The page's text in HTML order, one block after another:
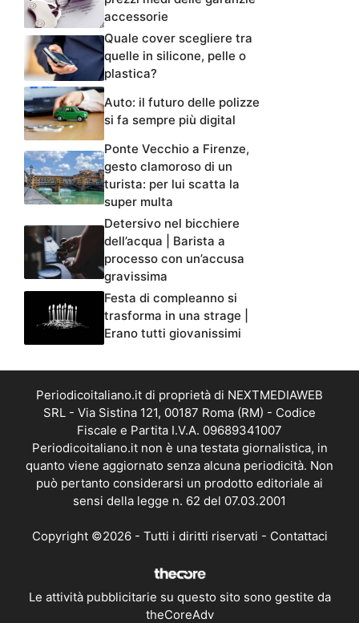
accessorie
Quale cover scegliere tra
quelle in silicone, pelle o
plastica?
Auto: il futuro delle polizze
si fa sempre più digital
Ponte Vecchio a Firenze,
gesto clamoroso di un
turista: per lui scatta la
super multa
Detersivo nel bicchiere
dell’acqua | Barista a
processo con un’accusa
gravissima
Festa di compleanno si
trasforma in una strage |
Erano tutti giovanissimi
Periodicoitaliano.it di proprietà di NEXTMEDIAWEB
SRL - Via Sistina 121, 00187 Roma (RM) - Codice
Fiscale e Partita I.V.A. 09689341007
Periodicoitaliano.it non è una testata giornalistica, in
quanto viene aggiornato senza alcuna periodicità. Non
può pertanto considerarsi un prodotto editoriale ai
sensi della legge n. 62 del 07.03.2001
Copyright ©2026 - Tutti i diritti riservati - Contattaci
Le attività pubblicitarie su questo sito sono gestite da
theCoreAdv